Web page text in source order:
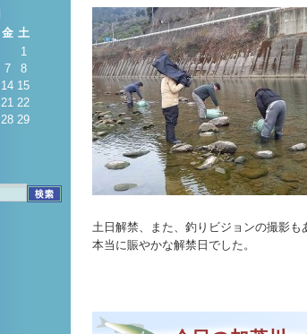
金 土
1
7
8
14 15
21 22
28 29
土日解禁、また、釣りビジョンの撮影も
本当に賑やかな解禁日でした。